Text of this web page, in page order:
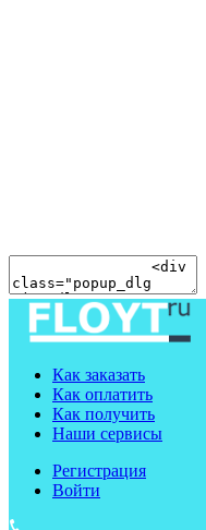
Как заказать
Как оплатить
Как получить
Наши сервисы
Регистрация
Войти